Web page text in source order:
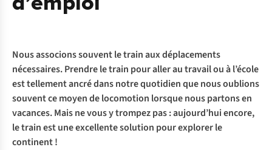
Nous associons souvent le train aux déplacements
nécessaires. Prendre le train pour aller au travail ou à l’école
est tellement ancré dans notre quotidien que nous oublions
souvent ce moyen de locomotion lorsque nous partons en
vacances. Mais ne vous y trompez pas : aujourd’hui encore,
le train est une excellente solution pour explorer le
continent !